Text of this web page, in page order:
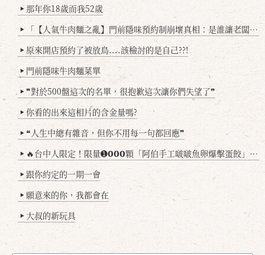
▶ 那年你18歲而我52歲
▶ 「【人氣牛肉麵之亂】門前隱味預約制崩壞真相：是誰讓老闆心灰意冷？」
▶ 原來開店預約了被放鳥....該檢討的是自己??!
▶ 門前隱味牛肉麵菜單
▶ ❞對於500盤這次的名單，很抱歉這次讓你們失望了❞
▶ 你看的出來這相片的含金量嗎?
▶ ❝人生中總有雜音，但你不用每一句都回應❞
▶ 🔥台中人限定！限量➊𝟬𝟬𝟬顆「阿伯手工啵啵魚卵爆擊蛋餃」台北已被搶爆2萬顆，最後名額門前隱味只留給你！🥟💥
▶ 跟你約定的一期一會
▶ 願意來的你，我都會在
▶ 大叔的新玩具